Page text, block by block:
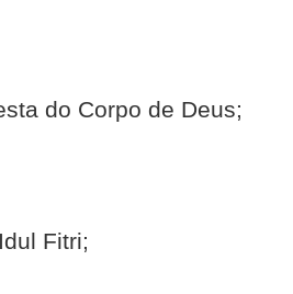
do Corpo de Deus;
Fitri;